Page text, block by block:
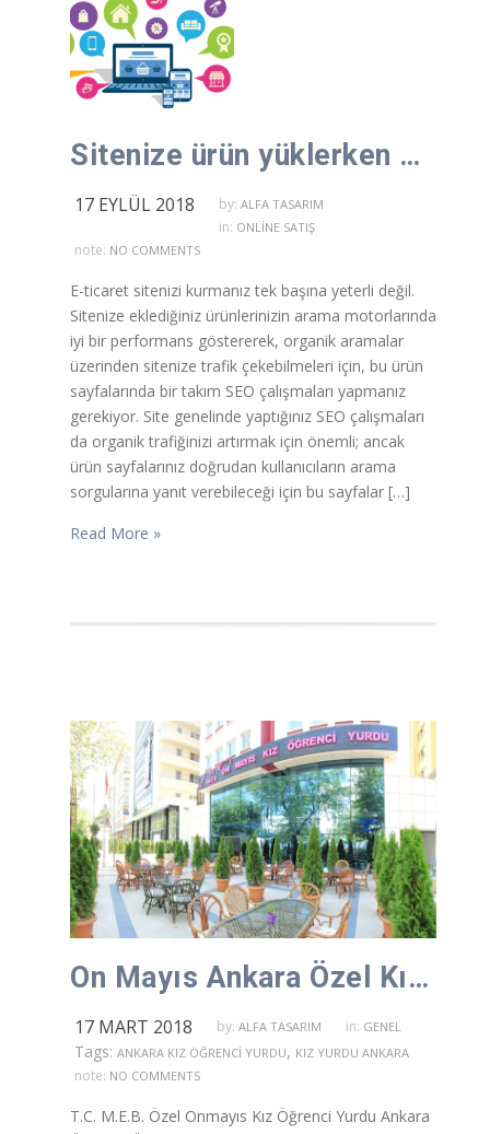
Sitenize ürün yüklerken dikkat etmeniz gereken SEO çalışmaları
17 EYLÜL 2018 by: ALFA TASARIM
in: ONLINE SATIŞ
note: NO COMMENTS
E-ticaret sitenizi kurmanız tek başına yeterli değil.
Sitenize eklediğiniz ürünlerinizin arama motorlarında
iyi bir performans göstererek, organik aramalar
üzerinden sitenize trafik çekebilmeleri için, bu ürün
sayfalarında bir takım SEO çalışmaları yapmanız
gerekiyor. Site genelinde yaptığınız SEO çalışmaları
da organik trafiğinizi artırmak için önemli; ancak
ürün sayfalarınız doğrudan kullanıcıların arama
sorgularına yanıt verebileceği için bu sayfalar […]
Read More »
On Mayıs Ankara Özel Kız Öğrenci Yurtları
17 MART 2018 by: ALFA TASARIM in: GENEL
Tags: ANKARA KIZ ÖĞRENCI YURDU, KIZ YURDU ANKARA
note: NO COMMENTS
T.C. M.E.B. Özel Onmayıs Kız Öğrenci Yurdu Ankara